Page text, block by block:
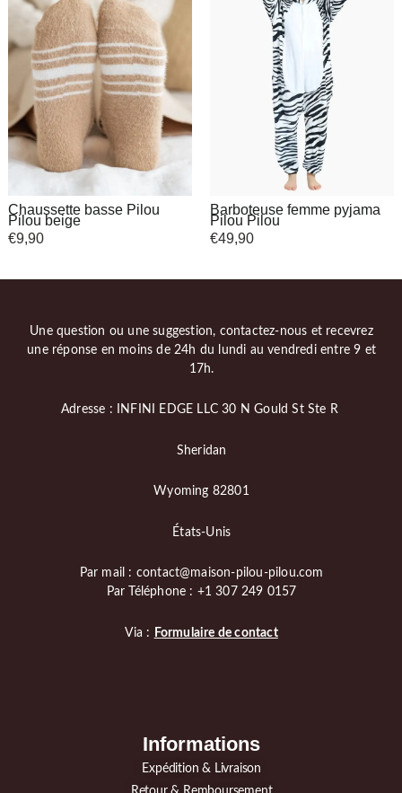
Chaussette basse Pilou
Pilou beige
€9,90
Barboteuse femme pyjama
Pilou Pilou
€49,90
Une question ou une suggestion, contactez-nous et recevrez
une réponse en moins de 24h du lundi au vendredi entre 9 et
17h.
Adresse : INFINI EDGE LLC 30 N Gould St Ste R
Sheridan
Wyoming 82801
États-Unis
Par mail : contact@maison-pilou-pilou.com
Par Téléphone : +1 307 249 0157
Via : Formulaire de contact
Informations
Expédition & Livraison